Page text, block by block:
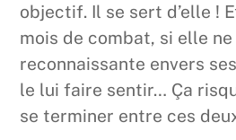
objectif. Il se sert d’elle !
mois de combat, si elle
reconnaissante envers
le lui faire sentir… Ça
se terminer entre ces